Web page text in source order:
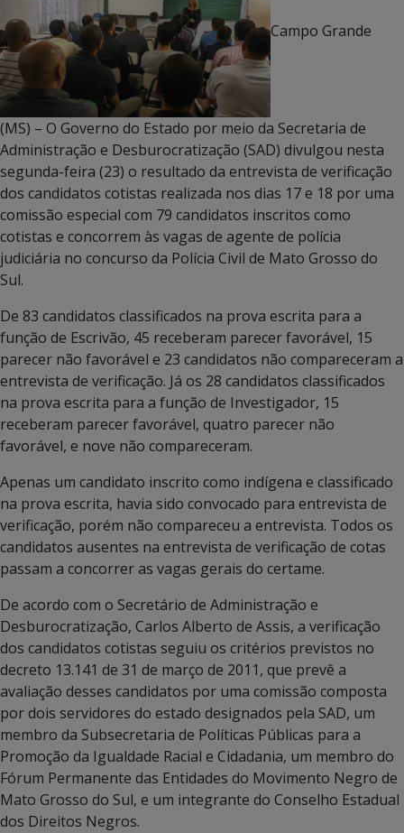
Campo Grande
(MS) – O Governo do Estado por meio da Secretaria de
Administração e Desburocratização (SAD) divulgou nesta
segunda-feira (23) o resultado da entrevista de verificação
dos candidatos cotistas realizada nos dias 17 e 18 por uma
comissão especial com 79 candidatos inscritos como
cotistas e concorrem às vagas de agente de polícia
judiciária no concurso da Polícia Civil de Mato Grosso do
Sul.
De 83 candidatos classificados na prova escrita para a
função de Escrivão, 45 receberam parecer favorável, 15
parecer não favorável e 23 candidatos não compareceram a
entrevista de verificação. Já os 28 candidatos classificados
na prova escrita para a função de Investigador, 15
receberam parecer favorável, quatro parecer não
favorável, e nove não compareceram.
Apenas um candidato inscrito como indígena e classificado
na prova escrita, havia sido convocado para entrevista de
verificação, porém não compareceu a entrevista. Todos os
candidatos ausentes na entrevista de verificação de cotas
passam a concorrer as vagas gerais do certame.
De acordo com o Secretário de Administração e
Desburocratização, Carlos Alberto de Assis, a verificação
dos candidatos cotistas seguiu os critérios previstos no
decreto 13.141 de 31 de março de 2011, que prevê a
avaliação desses candidatos por uma comissão composta
por dois servidores do estado designados pela SAD, um
membro da Subsecretaria de Políticas Públicas para a
Promoção da Igualdade Racial e Cidadania, um membro do
Fórum Permanente das Entidades do Movimento Negro de
Mato Grosso do Sul, e um integrante do Conselho Estadual
dos Direitos Negros.